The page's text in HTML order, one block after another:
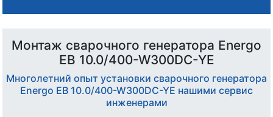
Монтаж сварочного генератора Energo
EB 10.0/400-W300DC-YE
Многолетний опыт установки сварочного генератора
Energo EB 10.0/400-W300DC-YE нашими сервис
инженерами